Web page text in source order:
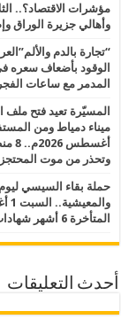
وأهالي جزيرة الوراق
المدمر مع ساعات الفجر بقوة 5.6 درجات وتوابع
وتحذر من موت
حملة بقاء السيسي ليوم
المتأخرة 6 أشهر شهادات مُحْزِنة لأصحاب المعاشات والعيش على الكفاف
أحدث التعليقات